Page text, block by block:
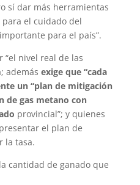
sí dar más herramientas
el cuidado del
para el país”.
“el nivel real de las
además exige que “cada
un “plan de mitigación
de gas metano con
provincial”; y quienes
el plan de
la tasa.
cantidad de ganado que